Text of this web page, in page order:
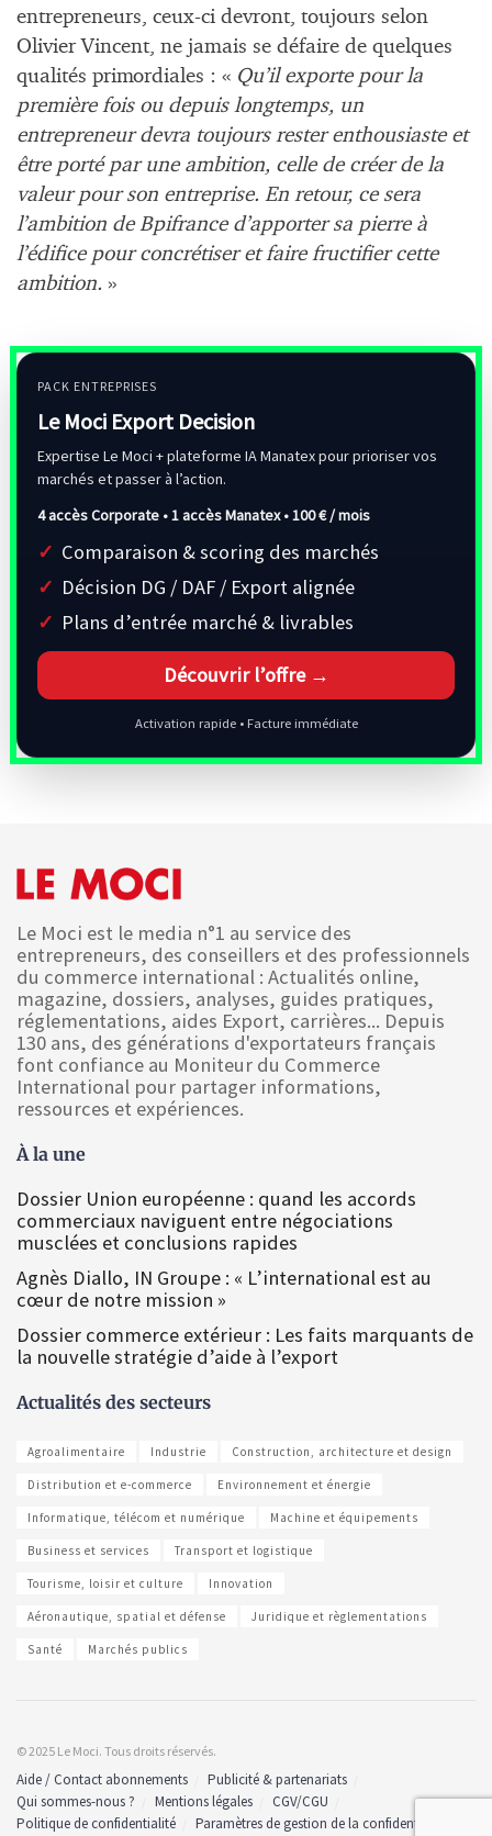
entrepreneurs, ceux-ci devront, toujours selon
Olivier Vincent, ne jamais se défaire de quelques
qualités primordiales : « Qu’il exporte pour la
première fois ou depuis longtemps, un
entrepreneur devra toujours rester enthousiaste et
être porté par une ambition, celle de créer de la
valeur pour son entreprise. En retour, ce sera
l’ambition de Bpifrance d’apporter sa pierre à
l’édifice pour concrétiser et faire fructifier cette
ambition. »
PACK ENTREPRISES
Le Moci Export Decision
Expertise Le Moci + plateforme IA Manatex pour prioriser vos
marchés et passer à l’action.
4 accès Corporate • 1 accès Manatex •100 € / mois
Comparaison & scoring des marchés
Décision DG / DAF / Export alignée
Plans d’entrée marché & livrables
Découvrir l’offre →
Activation rapide • Facture immédiate
Le Moci est le media n°1 au service des
entrepreneurs, des conseillers et des professionnels
du commerce international : Actualités online,
magazine, dossiers, analyses, guides pratiques,
réglementations, aides Export, carrières... Depuis
130 ans, des générations d'exportateurs français
font confiance au Moniteur du Commerce
International pour partager informations,
ressources et expériences.
À la une
Dossier Union européenne : quand les accords
commerciaux naviguent entre négociations
musclées et conclusions rapides
Agnès Diallo, IN Groupe : « L’international est au
cœur de notre mission »
Dossier commerce extérieur : Les faits marquants de
la nouvelle stratégie d’aide à l’export
Actualités des secteurs
Agroalimentaire Industrie Construction, architecture et design
Distribution et e-commerce Environnement et énergie
Informatique, télécom et numérique Machine et équipements
Business et services Transport et logistique
Tourisme, loisir et culture Innovation
Aéronautique, spatial et défense Juridique et règlementations
Santé Marchés publics
© 2025 Le Moci. Tous droits réservés.
Aide / Contact abonnements
Publicité & partenariats
Qui sommes-nous ?
Mentions légales
CGV/CGU
Politique de confidentialité
Paramètres de gestion de la confidentialité